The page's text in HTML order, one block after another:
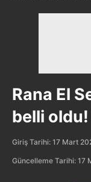
Rana El
belli oldu!
Giriş Tarihi: 17 Mart
Güncelleme Tarihi: 17